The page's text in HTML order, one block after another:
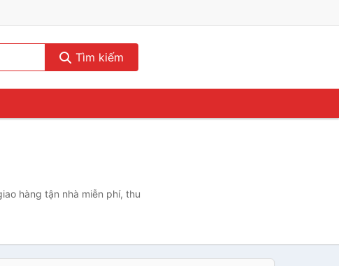
Tìm kiếm
hàng tận nhà miễn phí, thu